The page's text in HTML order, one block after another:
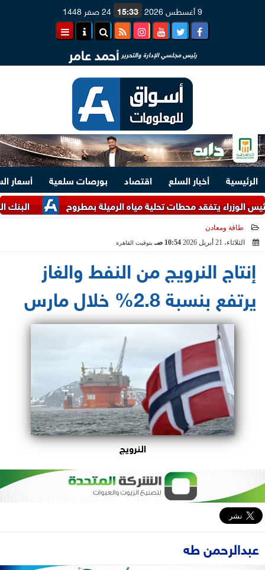
9 أغسطس 2026 15:33 24 صفر 1448
رئيس مجلسي الإدارة والتحرير أحمد عامر
الرئيسية أخبار السلع اقتصاد بورصات سلعية
أسعار
البنك المركزي يطرح
يتفقد محطات تحلية مياه الرميلة بمطروح
طاقة ومعادن
الثلاثاء، 21 أبريل 2026
10:54 صـ بتوقيت القاهرة
إنتاج النرويج من النفط والغاز
يرتفع بنسبة 2.8% خلال مارس
النرويج
عبدالرحمن طه